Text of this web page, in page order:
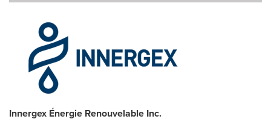
Innergex Énergie Renouvelable Inc.